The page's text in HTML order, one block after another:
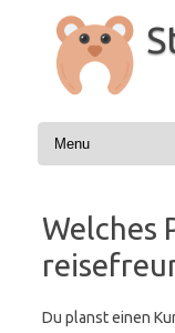
Inhalt
springen
Welches
Du planst einen